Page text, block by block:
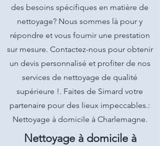
des besoins spécifiques en matière de
nettoyage? Nous sommes là pour y
répondre et vous fournir une prestation
sur mesure. Contactez-nous pour obtenir
un devis personnalisé et profiter de nos
services de nettoyage de qualité
supérieure !. Faites de Simard votre
partenaire pour des lieux impeccables.:
Nettoyage à domicile à Charlemagne.
Nettoyage à domicile à